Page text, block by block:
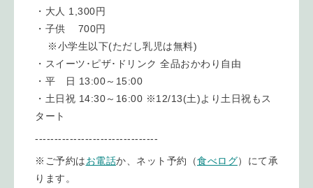
・大人 1,300円
・子供 700円
※小学生以下(ただし乳児は無料)
・スイーツ･ピザ･ドリンク 全品おかわり自由
・平 日 13:00～15:00
・土日祝 14:30～16:00 ※12/13(土)より土日祝もス
タート
--------------------------------
※ご予約はお電話か、ネット予約（食べログ）にて承
ります。